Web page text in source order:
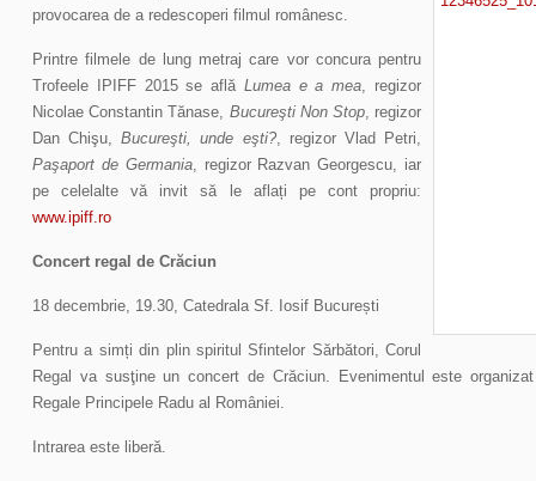
provocarea de a redescoperi filmul românesc.
Printre filmele de lung metraj care vor concura pentru
Trofeele IPIFF 2015 se află Lumea e a mea, regizor
Nicolae Constantin Tănase, Bucureşti Non Stop, regizor
Dan Chişu,Bucureşti, unde eşti?, regizor Vlad Petri,
Paşaport de Germania, regizor Razvan Georgescu, iar
pe celelalte vă invit să le aflați pe cont propriu:
www.ipiff.ro
Concert regal de Crăciun
18 decembrie, 19.30, Catedrala Sf. Iosif București
Pentru a simți din plin spiritul Sfintelor Sărbători, Corul
Regal va susţine un concert de Crăciun. Evenimentul este
Regale Principele Radu al României.
Intrarea este liberă.